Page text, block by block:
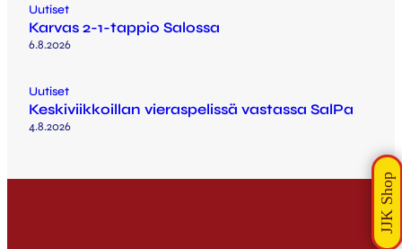
Uutiset
Karvas 2-1-tappio Salossa
6.8.2026
Uutiset
Keskiviikkoillan vieraspelissä vastassa SalPa
4.8.2026